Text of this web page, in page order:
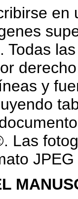
Todas
y
Las